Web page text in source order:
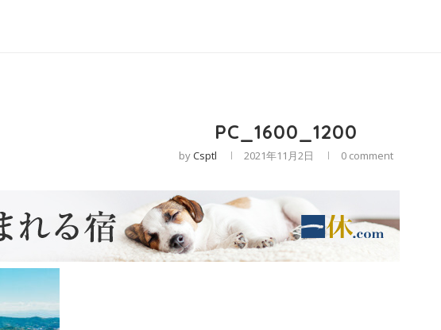
PC_1600_1200
byCsptl 2021年11月2日 0 comment